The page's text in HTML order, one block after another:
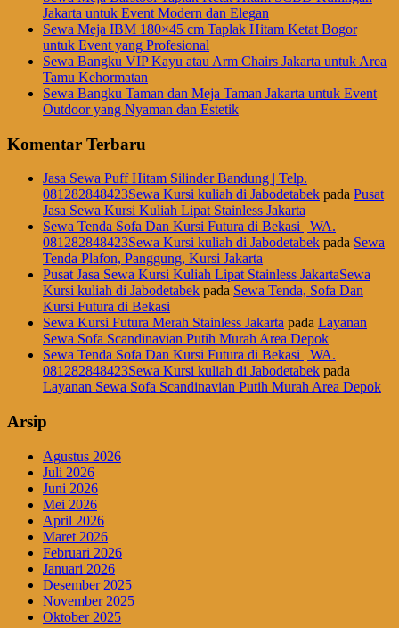
Jakarta untuk Event Modern dan Elegan
Sewa Meja IBM 180×45 cm Taplak Hitam Ketat Bogor
untuk Event yang Profesional
Sewa Bangku VIP Kayu atau Arm Chairs Jakarta untuk Area
Tamu Kehormatan
Sewa Bangku Taman dan Meja Taman Jakarta untuk Event
Outdoor yang Nyaman dan Estetik
Komentar Terbaru
Jasa Sewa Puff Hitam Silinder Bandung | Telp.
081282848423Sewa Kursi kuliah di Jabodetabek pada Pusat
Jasa Sewa Kursi Kuliah Lipat Stainless Jakarta
Sewa Tenda Sofa Dan Kursi Futura di Bekasi | WA.
081282848423Sewa Kursi kuliah di Jabodetabek pada Sewa
Tenda Plafon, Panggung, Kursi Jakarta
Pusat Jasa Sewa Kursi Kuliah Lipat Stainless JakartaSewa
Kursi kuliah di Jabodetabek pada Sewa Tenda, Sofa Dan
Kursi Futura di Bekasi
Sewa Kursi Futura Merah Stainless Jakarta pada Layanan
Sewa Sofa Scandinavian Putih Murah Area Depok
Sewa Tenda Sofa Dan Kursi Futura di Bekasi | WA.
081282848423Sewa Kursi kuliah di Jabodetabek pada
Layanan Sewa Sofa Scandinavian Putih Murah Area Depok
Arsip
Agustus 2026
Juli 2026
Juni 2026
Mei 2026
April 2026
Maret 2026
Februari 2026
Januari 2026
Desember 2025
November 2025
Oktober 2025